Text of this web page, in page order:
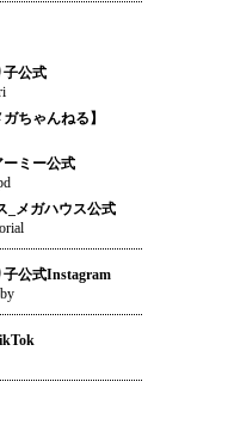
子公式
ちゃんねる】
ミー公式
_メガハウス公式
公式Instagram